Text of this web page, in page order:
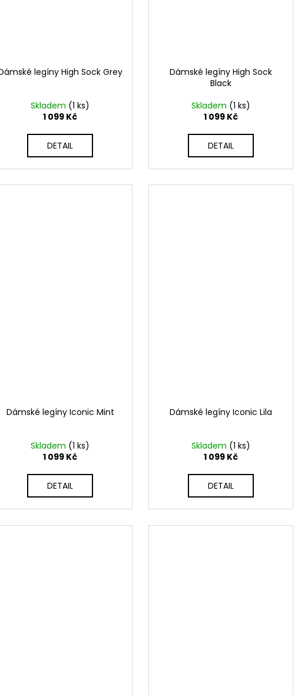
legíny High Sock Grey
Skladem (1 ks)
1 099 Kč
DETAIL
Dámské legíny High Sock
Black
Skladem (1 ks)
1 099 Kč
DETAIL
Dámské legíny Iconic Mint
Skladem (1 ks)
1 099 Kč
DETAIL
Dámské legíny Iconic Lila
Skladem (1 ks)
1 099 Kč
DETAIL